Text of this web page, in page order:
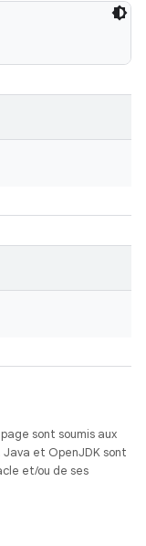
sont soumis aux
. Java et OpenJDK sont
et/ou de ses